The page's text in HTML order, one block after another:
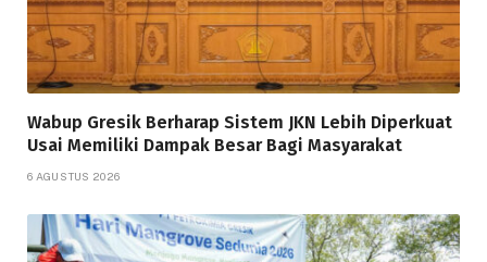
Wabup Gresik Berharap Sistem JKN Lebih Diperkuat
Usai Memiliki Dampak Besar Bagi Masyarakat
6 AGUSTUS 2026